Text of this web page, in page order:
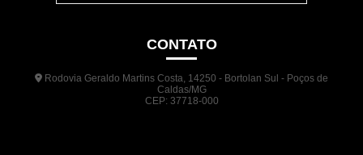
CONTATO
Rodovia Geraldo Martins Costa, 14250 - Bortolan Sul - Poços de
Caldas/MG
CEP: 37718-000